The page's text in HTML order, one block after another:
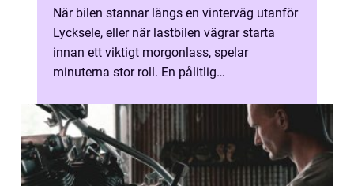
När bilen stannar längs en vinterväg utanför
Lycksele, eller när lastbilen vägrar starta
innan ett viktigt morgonlass, spelar
minuterna stor roll. En pålitlig